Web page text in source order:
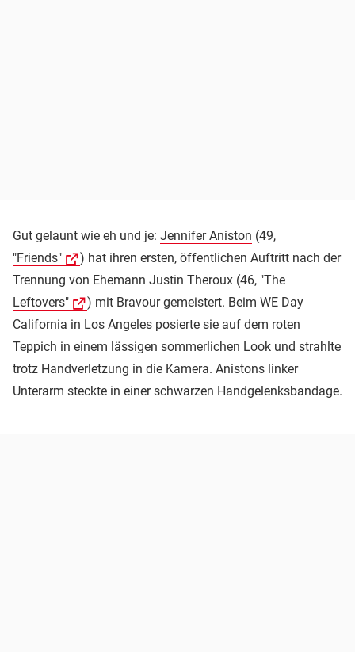
Gut gelaunt wie eh und je: Jennifer Aniston (49,
"Friends"
) hat ihren ersten, öffentlichen Auftritt nach der
Trennung von Ehemann Justin Theroux (46, "The
Leftovers"
) mit Bravour gemeistert. Beim WE Day
California in Los Angeles posierte sie auf dem roten
Teppich in einem lässigen sommerlichen Look und strahlte
trotz Handverletzung in die Kamera. Anistons linker
Unterarm steckte in einer schwarzen Handgelenksbandage.